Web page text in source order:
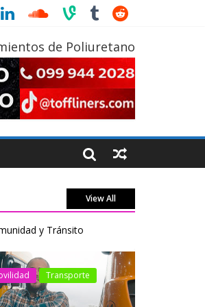
de Poliuretano
View All
y Tránsito
Transporte